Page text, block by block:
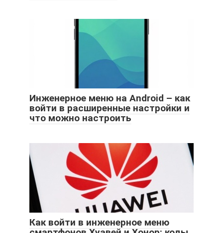
Инженерное меню на Android – как
войти в расширенные настройки и
что можно настроить
Как войти в инженерное меню